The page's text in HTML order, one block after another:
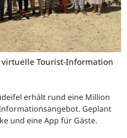
Tourist-Information
erhält rund eine Million
Geplant
und eine App für Gäste.